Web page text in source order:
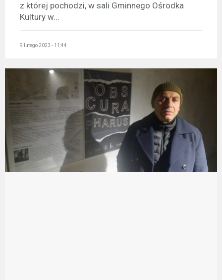
z której pochodzi, w sali Gminnego Ośrodka
Kultury w...
9 lutego 2023 - 11:44